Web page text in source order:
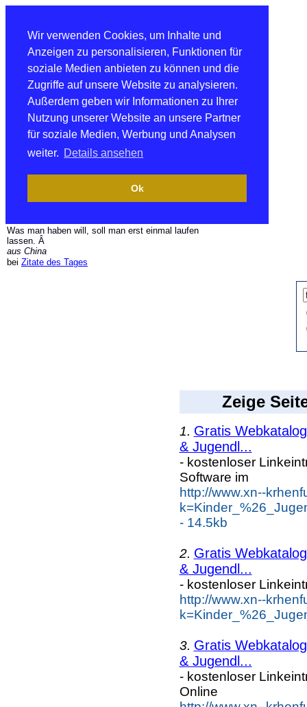
Wir verwenden Cookies, um Inhalte und
Anzeigen zu personalisieren, Funktionen für
soziale Medien anbieten zu können und die
Zugriffe auf unsere Website zu analysieren.
Außerdem geben wir Informationen zu Ihrer
Nutzung unserer Website an unsere Partner
für soziale Medien, Werbung und Analysen
weiter. Details ansehen
Ok
Was man haben will, soll man erst einmal laufen
lassen. Â
aus China
bei Zitate des Tages
Zeige
1. Gratis
& Jugendl...
- kostenloser
Software im
http://www.xn--
- 14.5kb
2. Gratis
& Jugendl...
- kostenloser
http://www.xn--
3. Gratis
& Jugendl...
- kostenloser
Online